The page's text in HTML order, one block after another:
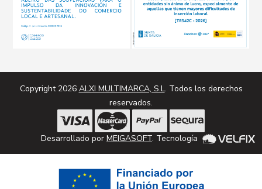
Copyright 2026 ALXI MULTIMARCA, S.L. Todos los derechos
reservados.
Desarrollado por MEIGASOFT. Tecnología